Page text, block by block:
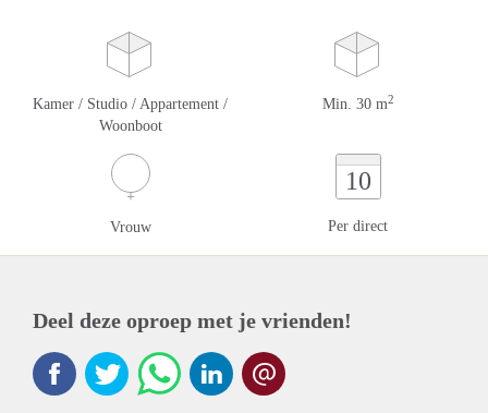
Kamer / Studio / Appartement /
Woonboot
Min. 30 m2
Vrouw
10
Per direct
Deel deze oproep met je vrienden!